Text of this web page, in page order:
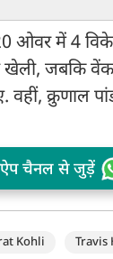
बनाई जगह
ओवर में 4
खेली, जबकि
क्रुणाल
चैनल से जुड़ें
Kohli Travis